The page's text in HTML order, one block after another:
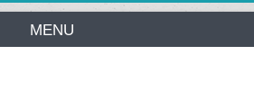
MENU